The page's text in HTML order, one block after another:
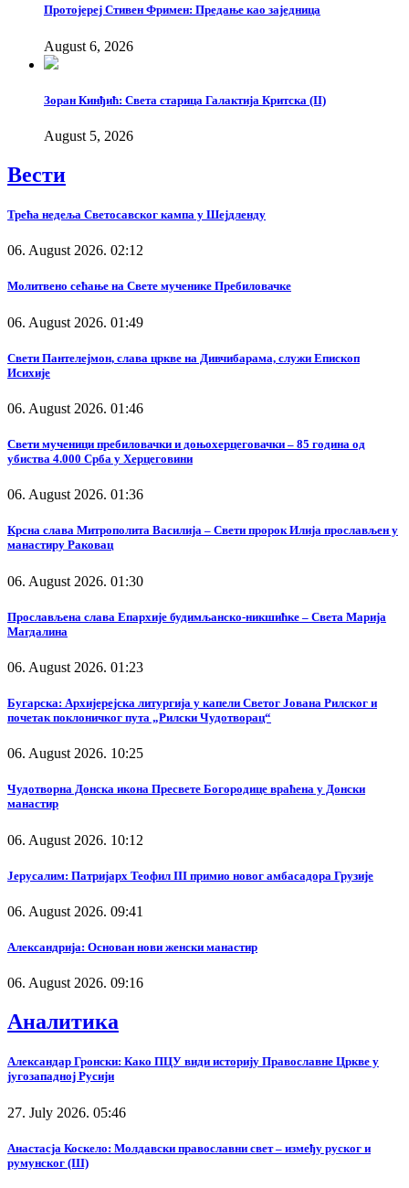
Протојереј Стивен Фримен: Предање као заједница
August 6, 2026
Зоран Кинђић: Света старица Галактија Критска (II)
August 5, 2026
Вести
Трећа недеља Светосавског кампа у Шејдленду
06. August 2026. 02:12
Молитвено сећање на Свете мученике Пребиловачке
06. August 2026. 01:49
Свети Пантелејмон, слава цркве на Дивчибарама, служи Епископ
Исихије
06. August 2026. 01:46
Свети мученици пребиловачки и доњохерцеговачки – 85 година од
убиства 4.000 Срба у Херцеговини
06. August 2026. 01:36
Крсна слава Митрополита Василија – Свети пророк Илија прослављен у
манастиру Раковац
06. August 2026. 01:30
Прослављена слава Епархије будимљанско-никшићке – Света Марија
Магдалина
06. August 2026. 01:23
Бугарска: Архијерејска литургија у капели Светог Јована Рилског и
почетак поклоничког пута „Рилски Чудотворац“
06. August 2026. 10:25
Чудотворна Донска икона Пресвете Богородице враћена у Донски
манастир
06. August 2026. 10:12
Јерусалим: Патријарх Теофил III примио новог амбасадора Грузије
06. August 2026. 09:41
Александрија: Основан нови женски манастир
06. August 2026. 09:16
Аналитика
Александар Гронски: Како ПЦУ види историју Православне Цркве у
југозападној Русији
27. July 2026. 05:46
Анастасја Коскело: Молдавски православни свет – између руског и
румунског (III)